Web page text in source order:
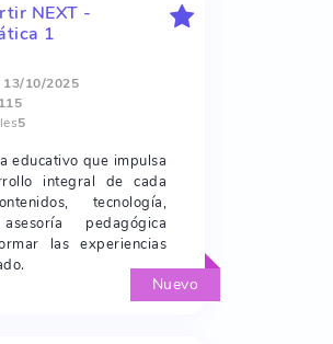
Nuevo
NEXT -
1
13/10/2025
115
5
educativo que impulsa
integral de cada
tecnología,
pedagógica
las experiencias